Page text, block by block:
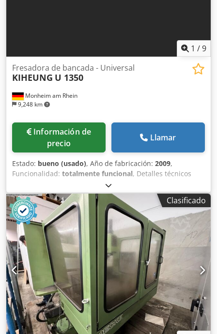
1 /9
Monheim am Rhein
9,248 km
Fresadora de bancada - Universal
KIHEUNG U 1350
Información de
precio
Llamar
Estado: bueno (usado), Año de fabricación: 2009,
Funcionalidad: totalmente funcional, Detalles técnicos
Recorrido en X 4000 mm Recorrido en Y 1350 mm
Recorrido en Z (vertical) 1600 mm Control Heidenhain iTNC
530 Superficie de mesa 4200 x 1150 mm Carga máxima de
la mesa 13 t Cono de herramienta ISO 50 Velocidades del
husillo - infinitamente variables 0 - 3000 rpm Niveles de
transmisión 2 Accionamiento del husillo 28/38 kW Rango
de avance 5000 mm/min Avance rápido (X/Y) 12 m/min
Avance rápido (Z) 10 m/min Peso de la máquina aprox. 37 t
Dimensiones aprox. 12,9 x 6,53 x 3,79 m Información
adicional En enero y octubre de 2025 se revisó la cabeza
de fresado por un total de 51.000,- euros (nuevos
engranajes cónicos y rodamientos). Horas de
funcionamiento (31/07/2025): Encendido de la máquina:
38.483 h Ciclo de programa: 12.798 h Tiempo de husillo:
11.645 h Protocolo actual de medición de geometría
Clasificado